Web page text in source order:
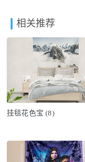
相关推荐
挂毯花色宝 (8)